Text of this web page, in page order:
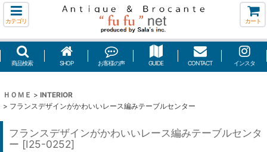
カテゴリ カート
商品検索 SHOP お客様の声 GUIDE CONTACT インスタ
ＨＯＭＥ > INTERIOR
> フランスデザインがかわいいレース編みテーブルセンター
フランスデザインがかわいいレース編みテーブルセンタ
ー [I25-0252]